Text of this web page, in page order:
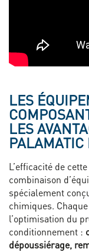
LES
LES
PALAMATIC
L’efficacité de
combinaison
spécialement
chimiques.
l’optimisation du
conditionnement :
dépoussiérage,